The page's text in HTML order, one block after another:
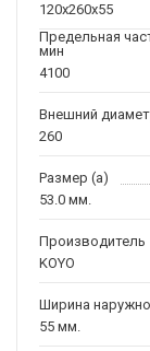
120x260x55
Предельная
мин
4100
Внешний
260
Размер (a)
53.0 мм.
Производитель
KOYO
Ширина
55 мм.